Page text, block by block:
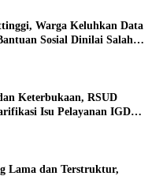
Warga Keluhkan Data
Sosial Dinilai Salah
Keterbukaan, RSUD
Isu Pelayanan IGD
Lama dan Terstruktur,